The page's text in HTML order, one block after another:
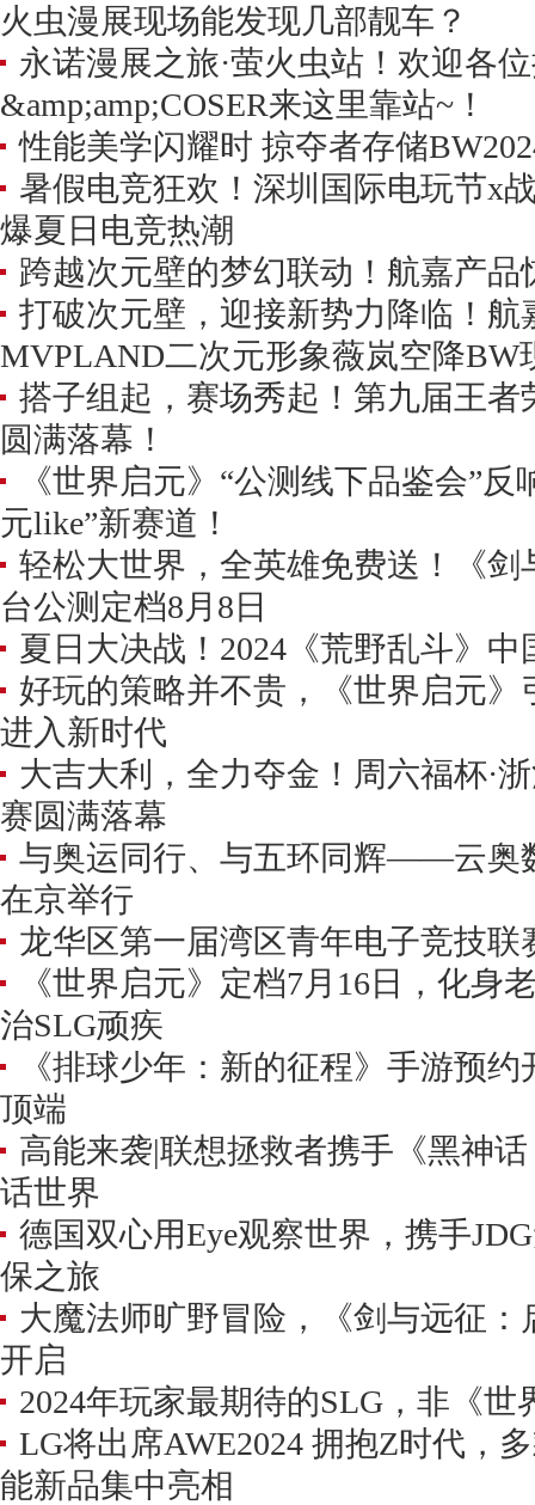
火虫漫展现场能发现几部靓车？
永诺漫展之旅·萤火虫站！欢迎各
&amp;amp;COSER来这里靠站~！
性能美学闪耀时 掠夺者存储
暑假电竞狂欢！深圳国际电玩节x
爆夏日电竞热潮
跨越次元壁的梦幻联动！航嘉产品
打破次元壁，迎接新势力降临！航
MVPLAND二次元形象薇岚空降BW
搭子组起，赛场秀起！第九届王者
圆满落幕！
《世界启元》“公测线下品鉴会”
元like”新赛道！
轻松大世界，全英雄免费送！《剑
台公测定档8月8日
夏日大决战！2024《荒野乱斗》
好玩的策略并不贵，《世界启元》
进入新时代
大吉大利，全力夺金！周六福杯·
赛圆满落幕
与奥运同行、与五环同辉——云奥
在京举行
龙华区第一届湾区青年电子竞技联
《世界启元》定档7月16日，化身
治SLG顽疾
《排球少年：新的征程》手游预
顶端
高能来袭|联想拯救者携手《黑神
话世界
德国双心用Eye观察世界，携手
保之旅
大魔法师旷野冒险，《剑与远征
开启
2024年玩家最期待的SLG，非《世
LG将出席AWE2024 拥抱Z时代，
能新品集中亮相